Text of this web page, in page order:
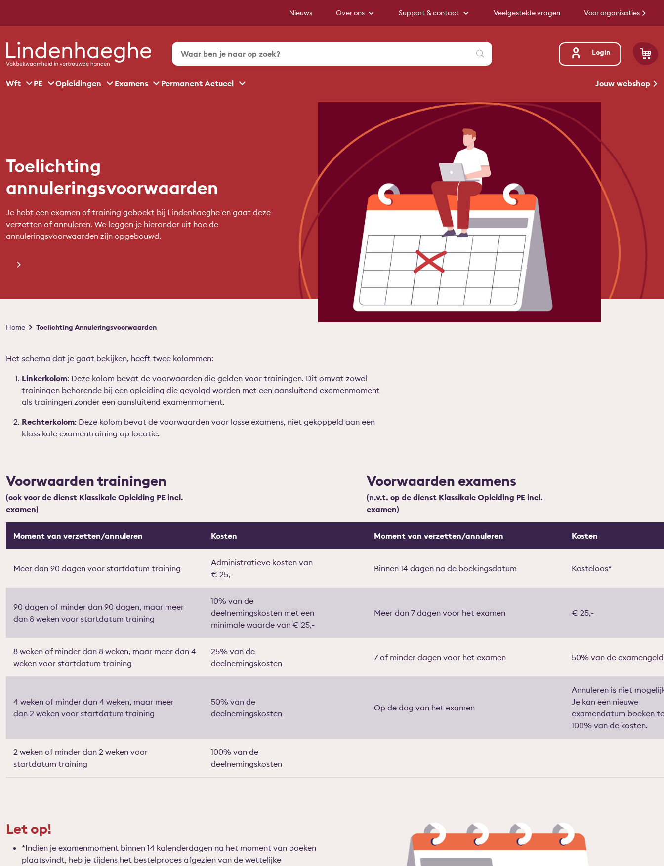
Nieuws Over ons Support & contact Veelgestelde vragen Voor organisaties
Zoeken Login
Wft PE Opleidingen Examens Permanent Actueel Jouw webshop
Toelichting
annuleringsvoorwaarden
Je hebt een examen of training geboekt bij Lindenhaeghe en gaat deze
verzetten of annuleren. We leggen je hieronder uit hoe de
annuleringsvoorwaarden zijn opgebouwd.
Kruimelpad
Home Toelichting Annuleringsvoorwaarden
Het schema dat je gaat bekijken, heeft twee kolommen:
Linkerkolom: Deze kolom bevat de voorwaarden die gelden voor trainingen. Dit omvat zowel
trainingen behorende bij een opleiding die gevolgd worden met een aansluitend examenmoment
als trainingen zonder een aansluitend examenmoment.
Rechterkolom: Deze kolom bevat de voorwaarden voor losse examens, niet gekoppeld aan een
klassikale examentraining op locatie.
Voorwaarden trainingen
(ook voor de dienst Klassikale Opleiding PE incl.
examen)
Voorwaarden examens
(n.v.t. op de dienst Klassikale Opleiding PE incl.
examen)
Moment van verzetten/annuleren Kosten Moment van verzetten/annuleren Kosten
Meer dan 90 dagen voor startdatum training
Administratieve kosten van
€ 25,-
Binnen 14 dagen na de boekingsdatum Kosteloos*
90 dagen of minder dan 90 dagen, maar meer
dan 8 weken voor startdatum training
10% van de
deelnemingskosten met een
minimale waarde van € 25,-
Meer dan 7 dagen voor het examen € 25,-
8 weken of minder dan 8 weken, maar meer dan 4
weken voor startdatum training
25% van de
deelnemingskosten
7 of minder dagen voor het examen 50% van de
4 weken of minder dan 4 weken, maar meer
dan 2 weken voor startdatum training
50% van de
deelnemingskosten
Op de dag van het examen
Annuleren is niet
Je kan een nieuwe
examendatum boeken
100% van de kosten.
2 weken of minder dan 2 weken voor
startdatum training
100% van de
deelnemingskosten
Let op!
*Indien je examenmoment binnen 14 kalenderdagen na het moment van boeken
plaatsvindt, heb je tijdens het bestelproces afgezien van de wettelijke